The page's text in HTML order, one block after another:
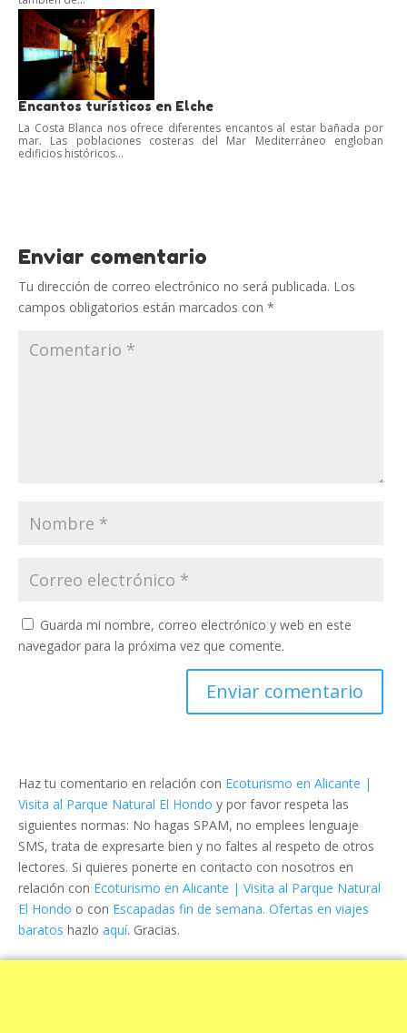
Encantos turísticos en Elche
La Costa Blanca nos ofrece diferentes encantos al estar bañada por
mar. Las poblaciones costeras del Mar Mediterráneo engloban
edificios históricos...
Enviar comentario
Tu dirección de correo electrónico no será publicada. Los
campos obligatorios están marcados con *
Guarda mi nombre, correo electrónico y web en este
navegador para la próxima vez que comente.
Haz tu comentario en relación con Ecoturismo en Alicante |
Visita al Parque Natural El Hondo y por favor respeta las
siguientes normas: No hagas SPAM, no emplees lenguaje
SMS, trata de expresarte bien y no faltes al respeto de otros
lectores. Si quieres ponerte en contacto con nosotros en
relación con Ecoturismo en Alicante | Visita al Parque Natural
El Hondo o con Escapadas fin de semana. Ofertas en viajes
baratos hazlo aquí. Gracias.